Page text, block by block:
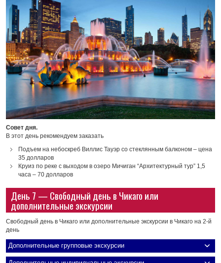
Совет дня.
В этот день рекомендуем заказать
Подъем на небоскреб Виллис Тауэр со стеклянным балконом – цена
35 долларов
Круиз по реке с выходом в озеро Мичиган “Архитектурный тур” 1,5
часа – 70 долларов
День 7 — Свободный день в Чикаго или
дополнительные экскурсии
Свободный день в Чикаго или дополнительные экскурсии в Чикаго на 2-й
день
Дополнительные групповые экскурсии